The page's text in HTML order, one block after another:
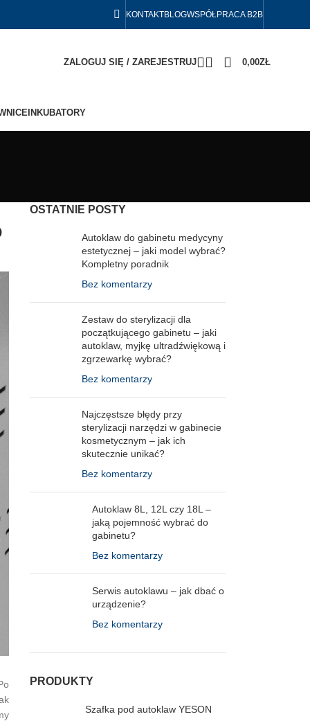
KONTAKTBLOGWSPÓŁPRACA B2B
ZALOGUJ SIĘ / ZAREJESTRUJ 0,00ZŁ
INKUBATORY
OSTATNIE POSTY
Autoklaw do gabinetu medycyny
estetycznej – jaki model wybrać?
Kompletny poradnik
Bez komentarzy
Zestaw do sterylizacji dla
początkującego gabinetu – jaki
autoklaw, myjkę ultradźwiękową i
zgrzewarkę wybrać?
Bez komentarzy
Najczęstsze błędy przy
sterylizacji narzędzi w gabinecie
kosmetycznym – jak ich
skutecznie unikać?
Bez komentarzy
Autoklaw 8L, 12L czy 18L –
jaką pojemność wybrać do
gabinetu?
Bez komentarzy
Serwis autoklawu – jak dbać o
urządzenie?
Bez komentarzy
PRODUKTY
Szafka pod autoklaw YESON